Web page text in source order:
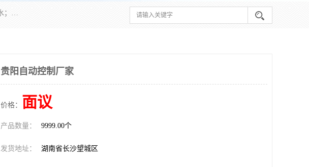
冷却塔广泛应用于工业、电力行业、空调系统等领域。在电力行业中，用于冷却发电机组的循环水；在工业生产中，如化工、冶金等行业，可降低生产过程中产生的热量；在空调系统中，为空调设备提供冷却水源
贵阳自动控制厂家
价格： 面议
产品数量： 9999.00个
发货地址： 湖南省长沙望城区